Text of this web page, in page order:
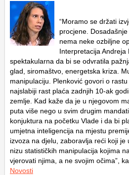
“Moramo se držati
procjene.
nema neke ozbiljne
Interpretacija Andreja
spektakularna da bi se odvratila
glad, siromaštvo, energetska kriza.
manipulaciju. Plenković govori o
najslabiji rast plaća zadnjih 10-ak
zemlje. Kad kaže da je u njegovom
puta više nego u svim drugim
konjuktura na početku Vlade i da bi
umjetna inteligencija na mjestu
izvoza na djelu, zaboravlja reći koji je
nizu statističkih manipulacija kojima
vjerovati njima, a ne svojim očima”,
Novosti